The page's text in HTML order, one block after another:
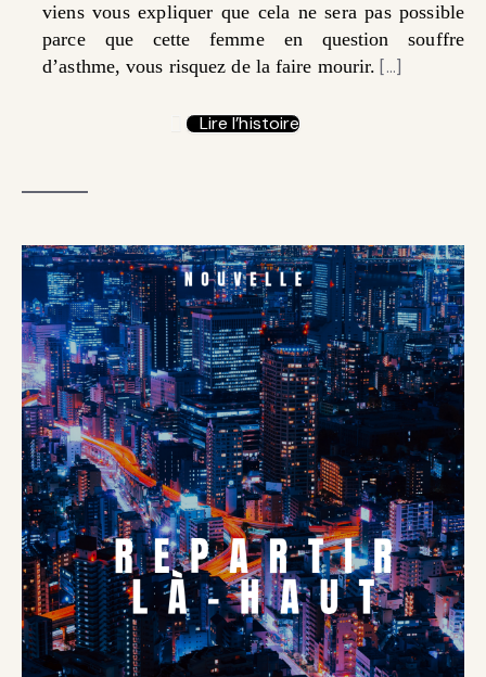
viens vous expliquer que cela ne sera pas possible
parce que cette femme en question souffre
d’asthme, vous risquez de la faire mourir. […]
Lire l’histoire